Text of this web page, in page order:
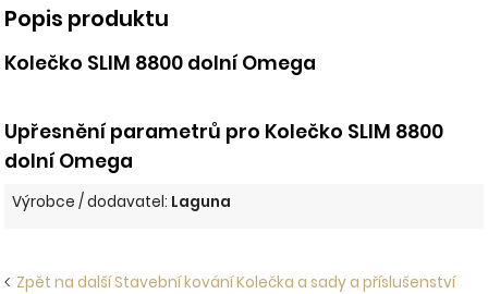
Popis produktu
Kolečko SLIM 8800 dolní Omega
Upřesnění parametrů pro Kolečko SLIM 8800
dolní Omega
Výrobce / dodavatel: Laguna
Zpět na další Stavební kování Kolečka a sady a příslušenství